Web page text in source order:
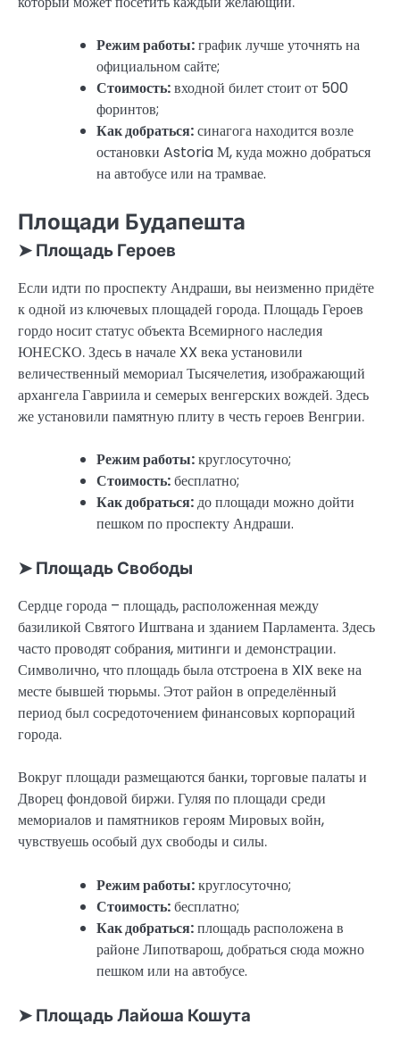
Режим работы:график лучше уточнять на
официальном сайте;
Стоимость:входной билет стоит от 500
форинтов;
Как добраться:синагога находится возле
остановки Astoria М, куда можно добраться
на автобусе или на трамвае.
Площади Будапешта
➤ Площадь Героев
Если идти по проспекту Андраши, вы неизменно придёте
к одной из ключевых площадей города. Площадь Героев
гордо носит статус объекта Всемирного наследия
ЮНЕСКО. Здесь в начале XX века установили
величественный мемориал Тысячелетия, изображающий
архангела Гавриила и семерых венгерских вождей. Здесь
же установили памятную плиту в честь героев Венгрии.
Режим работы:круглосуточно;
Стоимость:бесплатно;
Как добраться:до площади можно дойти
пешком по проспекту Андраши.
➤ Площадь Свободы
Сердце города – площадь, расположенная между
базиликой Святого Иштвана и зданием Парламента. Здесь
часто проводят собрания, митинги и демонстрации.
Символично, что площадь была отстроена в XIX веке на
месте бывшей тюрьмы. Этот район в определённый
период был сосредоточением финансовых корпораций
города.
Вокруг площади размещаются банки, торговые палаты и
Дворец фондовой биржи. Гуляя по площади среди
мемориалов и памятников героям Мировых войн,
чувствуешь особый дух свободы и силы.
Режим работы:круглосуточно;
Стоимость:бесплатно;
Как добраться:площадь расположена в
районе Липотварош, добраться сюда можно
пешком или на автобусе.
➤ Площадь Лайоша Кошута